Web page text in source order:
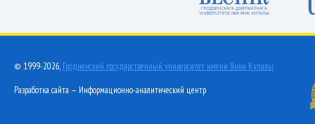
© 1999-2026, Гродненский государственный университет имени Янки Купалы
Разработка сайта — Информационно-аналитический центр